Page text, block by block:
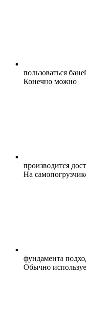
пользоваться
Конечно можно
производится
На
фундамента
Обычно